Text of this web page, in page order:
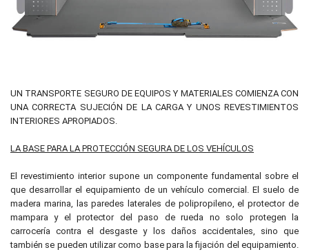
UN TRANSPORTE SEGURO DE EQUIPOS Y MATERIALES COMIENZA CON
UNA CORRECTA SUJECIÓN DE LA CARGA Y UNOS REVESTIMIENTOS
INTERIORES APROPIADOS.
LA BASE PARA LA PROTECCIÓN SEGURA DE LOS VEHÍCULOS
El revestimiento interior supone un componente fundamental sobre el
que desarrollar el equipamiento de un vehículo comercial. El suelo de
madera marina, las paredes laterales de polipropileno, el protector de
mampara y el protector del paso de rueda no solo protegen la
carrocería contra el desgaste y los daños accidentales, sino que
también se pueden utilizar como base para la fijación del equipamiento.